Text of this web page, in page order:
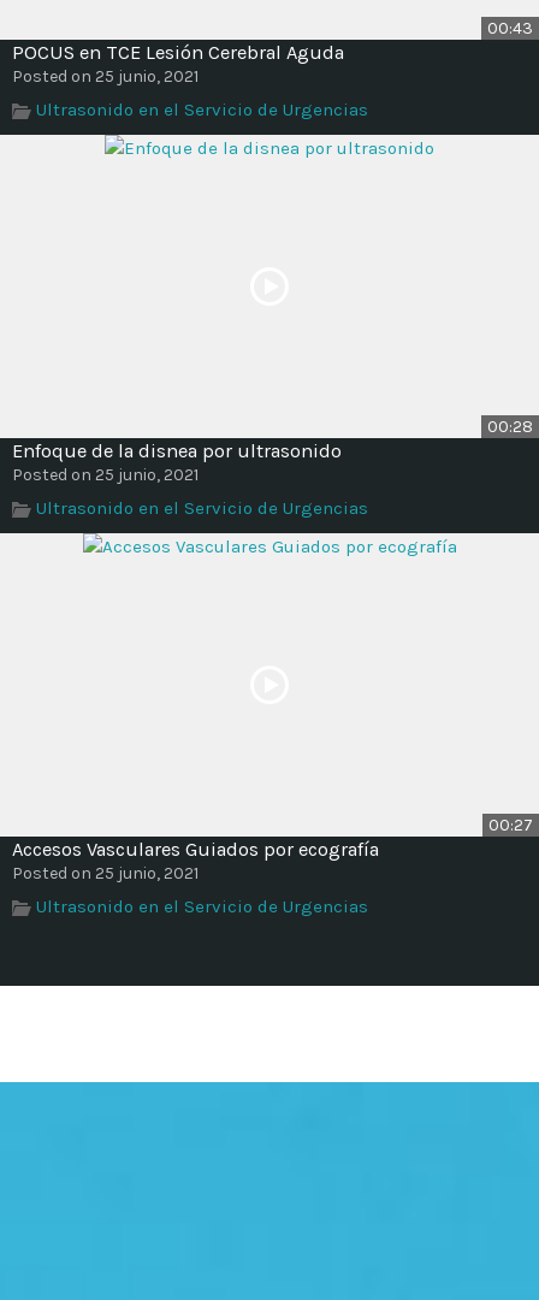
00:43
POCUS en TCE Lesión Cerebral Aguda
Posted on 25 junio, 2021
Ultrasonido en el Servicio de Urgencias
00:28
Enfoque de la disnea por ultrasonido
Posted on 25 junio, 2021
Ultrasonido en el Servicio de Urgencias
00:27
Accesos Vasculares Guiados por ecografía
Posted on 25 junio, 2021
Ultrasonido en el Servicio de Urgencias